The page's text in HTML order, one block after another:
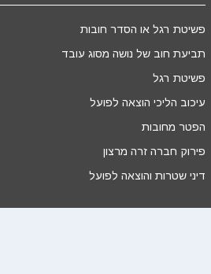
פשיטת רגל או הסדר חובות
תביעת חוב של נושה מסוג עובד
פשיטת רגל
עיכוב הליכי הוצאה לפועל
הפטר מחובות
פירוק חברה זרה מרצון
דיני שטרות והוצאה לפועל